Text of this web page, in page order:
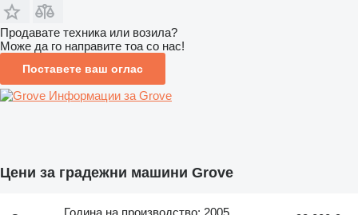
Продавате техника или возила?
Може да го направите тоа со нас!
Поставете ваш оглас
Информации за Grove
Цени за градежни машини Grove
Година на производство: 2005,